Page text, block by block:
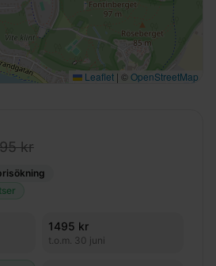
Leaflet | ©OpenStreetMap
kr
1495 kr
t.o.m. 30 juni